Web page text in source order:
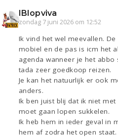
IBIopviva
zondag 7 juni 2026 om 12:52
Ik vind het wel meevallen.
mobiel en de pas is icm het
agenda wanneer je het
tada zeer goedkoop reizen.
Je kan het natuurlijk er ook
anders.
Ik ben juist blij dat ik niet
moet gaan lopen sukkelen.
Ik heb hem in ieder geval in
hem af zodra het open staat.